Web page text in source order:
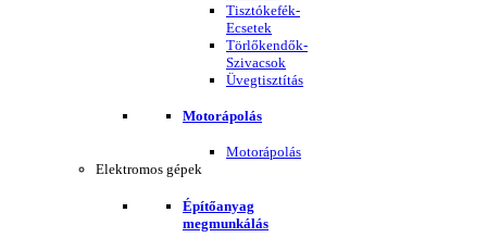
Tisztókefék-
Ecsetek
Törlőkendők-
Szivacsok
Üvegtisztítás
Motorápolás
Motorápolás
Elektromos gépek
Építőanyag
megmunkálás